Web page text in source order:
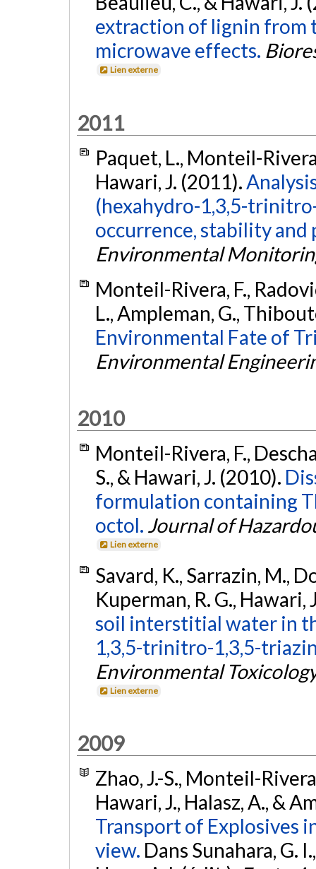
extraction of lignin from
microwave effects.
Lien externe
2011
Paquet, L., Monteil-
Hawari, J. (2011).
(hexahydro-1,3,5-
occurrence, stability and
Environmental
Monteil-Rivera, F.,
L., Ampleman, G.,
Environmental Fate of
Environmental
2010
Monteil-Rivera, F.,
S., & Hawari, J. (2010).
formulation containing
octol. Journal of
Lien externe
Savard, K., Sarrazin, M.,
Kuperman, R. G., Hawari,
soil interstitial water in
1,3,5-trinitro-1,3,5-
Environmental
Lien externe
2009
Zhao, J.-S., Monteil-
Hawari, J., Halasz, A., &
Transport of Explosives
view. Dans Sunahara, G.